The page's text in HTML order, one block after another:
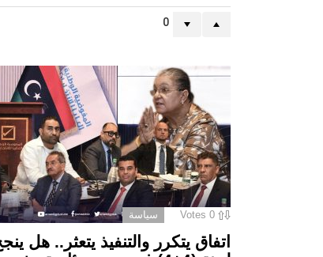
0
0
Votes سياسة
اتفاق يتكرر والتنفيذ يتعثر.. هل